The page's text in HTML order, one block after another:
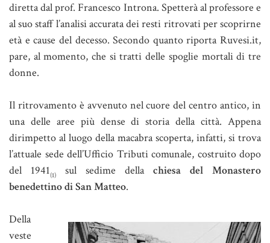
diretta dal prof. Francesco Introna. Spetterà al professore e
al suo staff l’analisi accurata dei resti ritrovati per scoprirne
età e cause del decesso. Secondo quanto riporta Ruvesi.it,
pare, al momento, che si tratti delle spoglie mortali di tre
donne.
Il ritrovamento è avvenuto nel cuore del centro antico, in
una delle aree più dense di storia della città. Appena
dirimpetto al luogo della macabra scoperta, infatti, si trova
l’attuale sede dell’Ufficio Tributi comunale, costruito dopo
del 1941(1) sul sedime della chiesa del Monastero
benedettino di San Matteo.
Della
veste